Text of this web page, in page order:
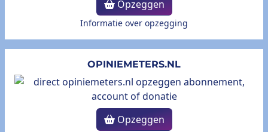
Opzeggen
Informatie over opzegging
OPINIEMETERS.NL
Opzeggen